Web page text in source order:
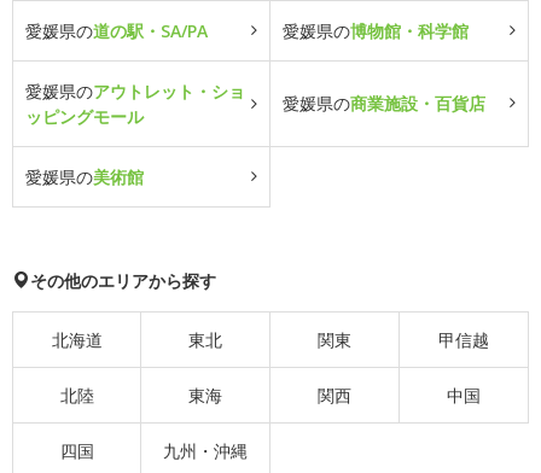
愛媛県の道の駅・SA/PA 愛媛県の博物館・科学館
愛媛県のアウトレット・ショ
ッピングモール
愛媛県の商業施設・百貨店
愛媛県の美術館
その他のエリアから探す
北海道 東北 関東 甲信越
北陸 東海 関西 中国
四国 九州・沖縄